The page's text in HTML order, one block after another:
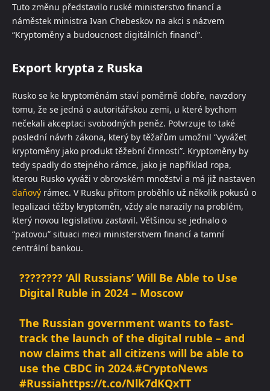
Tuto změnu představilo ruské ministerstvo financí a
náměstek ministra Ivan Chebeskov na akci s názvem
“Kryptoměny a budoucnost digitálních financí”.
Export krypta z Ruska
Rusko se ke kryptoměnám staví poměrně dobře, navzdory
tomu, že se jedná o autoritářskou zemi, u které bychom
nečekali akceptaci svobodných peněz. Potvrzuje to také
poslední návrh zákona, který by těžařům umožnil “vyvážet
kryptoměny jako produkt těžební činnosti”. Kryptoměny by
tedy spadly do stejného rámce, jako je například ropa,
kterou Rusko vyváži v obrovském množství a má již nastaven
daňový rámec. V Rusku přitom proběhlo už několik pokusů o
legalizaci těžby kryptoměn, vždy ale narazily na problém,
který novou legislativu zastavil. Většinou se jednalo o
“patovou” situaci mezi ministerstvem financí a tamní
centrální bankou.
???????? ‘All Russians’ Will Be Able to Use
Digital Ruble in 2024 – Moscow
The Russian government wants to fast-
track the launch of the digital ruble – and
now claims that all citizens will be able to
use the CBDC in 2024.#CryptoNews
#Russiahttps://t.co/Nlk7dKQxTT